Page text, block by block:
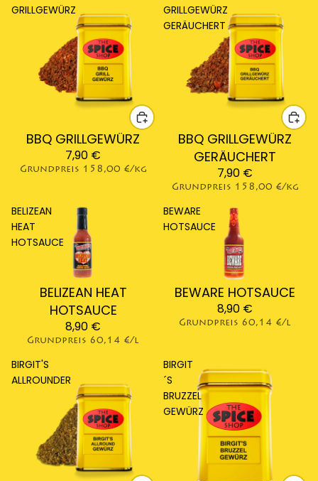
GRILLGEWÜRZ
BBQ GRILLGEWÜRZ
7,90 €
Grundpreis 158,00 €/kg
GRILLGEWÜRZ
GERÄUCHERT
BBQ GRILLGEWÜRZ
GERÄUCHERT
7,90 €
Grundpreis 158,00 €/kg
BELIZEAN
HEAT
HOTSAUCE
Ausverkauft
BELIZEAN HEAT
HOTSAUCE
8,90 €
Grundpreis 60,14 €/l
BEWARE
HOTSAUCE
Ausverkauft
BEWARE HOTSAUCE
8,90 €
Grundpreis 60,14 €/l
BIRGIT'S
ALLROUNDER
BIRGIT
´S
BRUZZEL
GEWÜRZ